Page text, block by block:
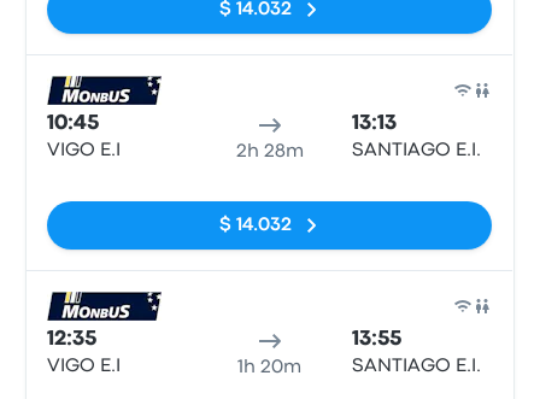
$ 14.032
10:45
VIGO E.I 2h 28m
13:13
SANTIAGO E.I.
$ 14.032
12:35
VIGO E.I 1h 20m
13:55
SANTIAGO E.I.